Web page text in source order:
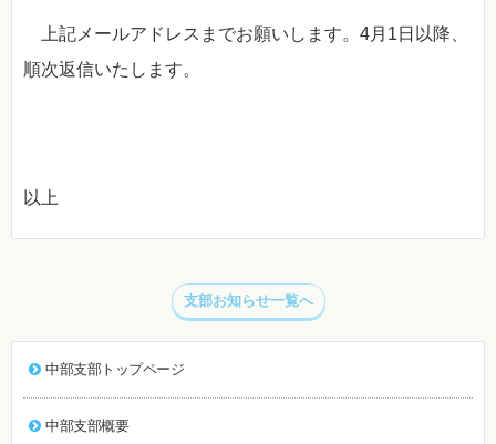
上記メールアドレスまでお願いします。4月1日以降、
順次返信いたします。
以上
支部お知らせ一覧へ
中部支部トップページ
中部支部概要